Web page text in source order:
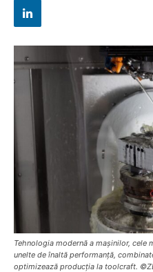
Tehnologia modernă a mașinilor, cele
unelte de înaltă performanță,
optimizează producția la toolcraft.